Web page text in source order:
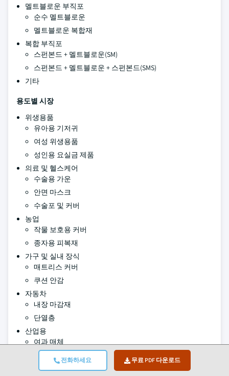
전화하세요 무료 PDF 다운로드
멜트블로운 부직포
순수 멜트블로운
멜트블로운 복합재
복합 부직포
스펀본드 + 멜트블로운(SM)
스펀본드 + 멜트블로운 + 스펀본드(SMS)
기타
용도별 시장
위생용품
유아용 기저귀
여성 위생용품
성인용 요실금 제품
의료 및 헬스케어
수술용 가운
안면 마스크
수술포 및 커버
농업
작물 보호용 커버
종자용 피복재
가구 및 실내 장식
매트리스 커버
쿠션 안감
자동차
내장 마감재
단열층
산업용
여과 매체
지오텍스타일
기타